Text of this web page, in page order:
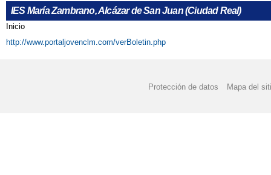
CRFP
IES María Zambrano, Alcázar de San Juan (Ciudad Real)
Se encuentra usted aquí
Inicio
http://www.portaljovenclm.com/verBoletin.php
Protección de datos Mapa del